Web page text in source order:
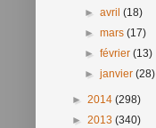
►avril(18)
►mars(17)
►février(13)
►janvier(28)
► 2014 (298)
► 2013 (340)